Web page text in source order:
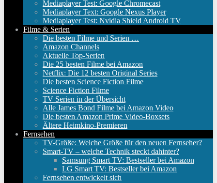
Mediaplayer Test: Google Chromecast
Mediaplayer Text: Google Nexus Player
Mediaplayer Test: Nvidia Shield Android TV
Filme & Serien
Die besten Filme und Serien …
Amazon Channels
Aktuelle Top-Serien
Die 25 besten Filme bei Amazon
Netflix: Die 12 besten Original Series
Die besten Science Fiction Filme
Science Fiction Filme
TV Serien in der Übersicht
Alle James Bond Filme bei Amazon Video
Die besten Amazon Prime Video-Boxsets
Ältere Heimkino-Premieren
Fernsehen
TV-Größe: Welche Größe für den neuen Fernseher?
Smart-TV – welche Technik steckt dahinter?
Samsung Smart TV: Bestseller bei Amazon
LG Smart TV: Bestseller bei Amazon
Fernsehen entwickelt sich